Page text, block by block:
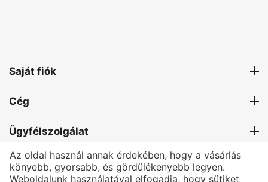
Saját fiók
Cég
Ügyfélszolgálat
Kapcsolat
Az oldal használ annak érdekében, hogy a vásárlás
könyebb, gyorsabb, és gördülékenyebb legyen.
Weboldalunk használatával elfogadja, hogy sütiket